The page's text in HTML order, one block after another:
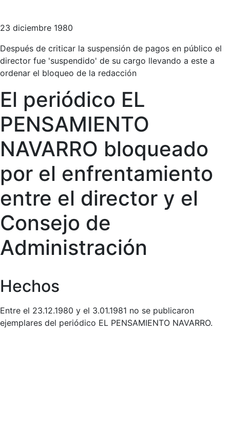
23 diciembre 1980
Después de criticar la suspensión de pagos en público el
director fue 'suspendido' de su cargo llevando a este a
ordenar el bloqueo de la redacción
El periódico EL
PENSAMIENTO
NAVARRO bloqueado
por el enfrentamiento
entre el director y el
Consejo de
Administración
Hechos
Entre el 23.12.1980 y el 3.01.1981 no se publicaron
ejemplares del periódico EL PENSAMIENTO NAVARRO.